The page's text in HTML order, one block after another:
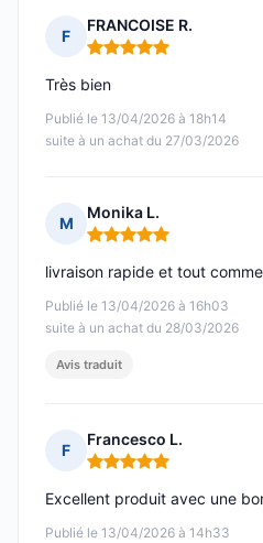
F
FRANCOISE R.
Note : 5 sur 5
Publié le 13/04/2026 à 18h14
suite à un achat du 27/03/2026
Très bien
M
Monika L.
Note : 5 sur 5
Publié le 13/04/2026 à 16h03
suite à un achat du 28/03/2026
livraison rapide et tout
Avis traduit
F
Francesco L.
Note : 5 sur 5
Publié le 13/04/2026 à 14h33
Excellent produit avec une